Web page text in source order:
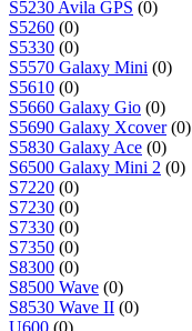
S5230 Avila GPS (0)
S5260 (0)
S5330 (0)
S5570 Galaxy Mini (0)
S5610 (0)
S5660 Galaxy Gio (0)
S5690 Galaxy Xcover(0)
S5830 Galaxy Ace (0)
S6500 Galaxy Mini 2 (0)
S7220 (0)
S7230 (0)
S7330 (0)
S7350 (0)
S8300 (0)
S8500 Wave (0)
S8530 Wave II (0)
U600 (0)